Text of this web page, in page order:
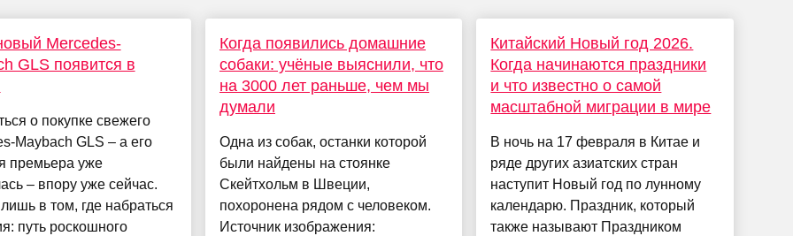
Mercedes-
GLS появится в
о покупке свежего
Maybach GLS – а его
премьера уже
– впору уже сейчас.
в том, где набраться
путь роскошного
Когда появились домашние
собаки: учёные выяснили, что
на 3000 лет раньше, чем мы
думали
Одна из собак, останки которой
были найдены на стоянке
Скейтхольм в Швеции,
похоронена рядом с человеком.
Источник изображения:
Китайский Новый год 2026.
Когда начинаются праздники
и что известно о самой
масштабной миграции в мире
В ночь на 17 февраля в Китае и
ряде других азиатских стран
наступит Новый год по лунному
календарю. Праздник, который
также называют Праздником